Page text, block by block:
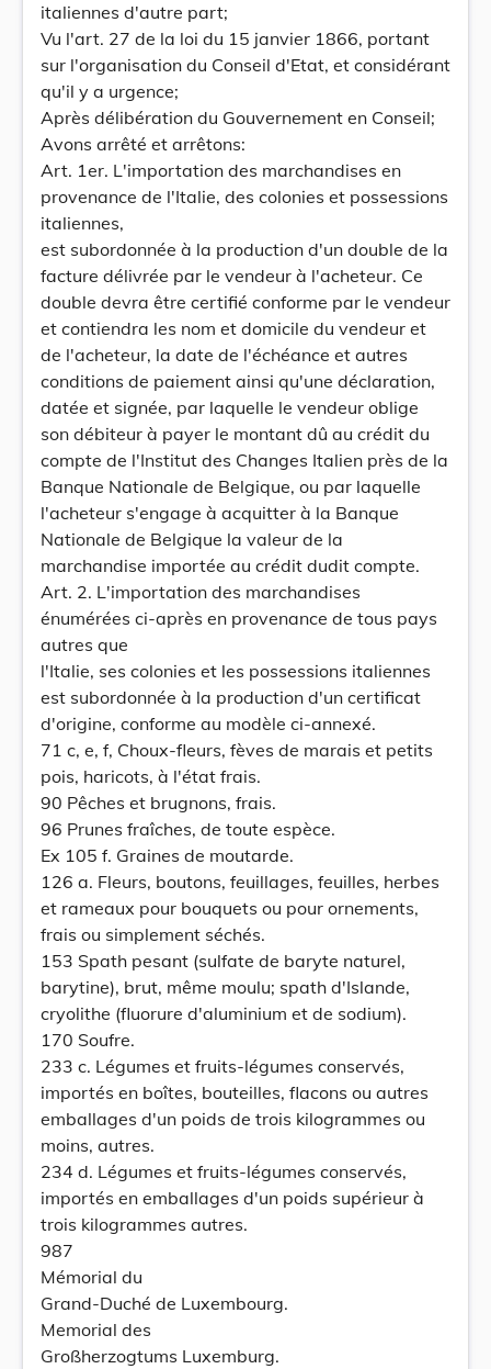
italiennes d'autre part;
Vu l'art. 27 de la loi du 15 janvier 1866, portant
sur l'organisation du Conseil d'Etat, et considérant
qu'il y a urgence;
Après délibération du Gouvernement en Conseil;
Avons arrêté et arrêtons:
Art. 1er. L'importation des marchandises en
provenance de l'Italie, des colonies et possessions
italiennes,
est subordonnée à la production d'un double de la
facture délivrée par le vendeur à l'acheteur. Ce
double devra être certifié conforme par le vendeur
et contiendra les nom et domicile du vendeur et
de l'acheteur, la date de l'échéance et autres
conditions de paiement ainsi qu'une déclaration,
datée et signée, par laquelle le vendeur oblige
son débiteur à payer le montant dû au crédit du
compte de l'Institut des Changes Italien près de la
Banque Nationale de Belgique, ou par laquelle
l'acheteur s'engage à acquitter à la Banque
Nationale de Belgique la valeur de la
marchandise importée au crédit dudit compte.
Art. 2. L'importation des marchandises
énumérées ci-après en provenance de tous pays
autres que
l'Italie, ses colonies et les possessions italiennes
est subordonnée à la production d'un certificat
d'origine, conforme au modèle ci-annexé.
71 c, e, f, Choux-fleurs, fèves de marais et petits
pois, haricots, à l'état frais.
90 Pêches et brugnons, frais.
96 Prunes fraîches, de toute espèce.
Ex 105 f. Graines de moutarde.
126 a. Fleurs, boutons, feuillages, feuilles, herbes
et rameaux pour bouquets ou pour ornements,
frais ou simplement séchés.
153 Spath pesant (sulfate de baryte naturel,
barytine), brut, même moulu; spath d'Islande,
cryolithe (fluorure d'aluminium et de sodium).
170 Soufre.
233 c. Légumes et fruits-légumes conservés,
importés en boîtes, bouteilles, flacons ou autres
emballages d'un poids de trois kilogrammes ou
moins, autres.
234 d. Légumes et fruits-légumes conservés,
importés en emballages d'un poids supérieur à
trois kilogrammes autres.
987
Mémorial du
Grand-Duché de Luxembourg.
Memorial des
Großherzogtums Luxemburg.